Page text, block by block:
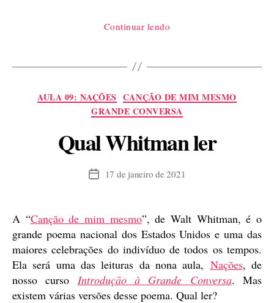
Continuar lendo
jovem”
Categorias
AULA 09: NAÇÕES CANÇÃO DE MIM MESMO
GRANDE CONVERSA
Qual Whitman ler
Data17 de janeiro de 2021
A “Canção de mim mesmo”, de Walt Whitman, é o
grande poema nacional dos Estados Unidos e uma das
maiores celebrações do indivíduo de todos os tempos.
Ela será uma das leituras da nona aula, Nações, de
nosso curso Introdução à Grande Conversa. Mas
existem várias versões desse poema. Qual ler?